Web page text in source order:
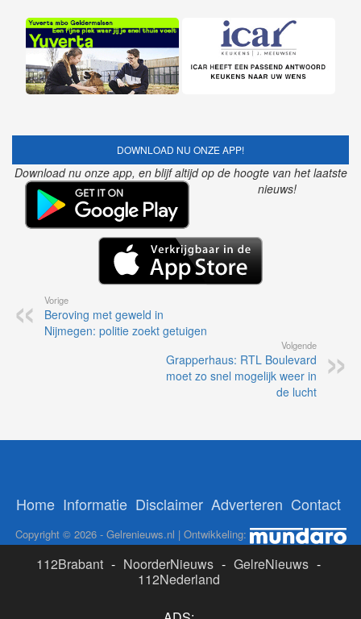
DOWNLOAD NU ONZE APP!
Download nu onze app, en blijf altijd op de hoogte van het laatste
nieuws!
Vorige
Beroving met geweld in
Nijmegen: politie zoekt getuigen
Volgende
Grapperhaus: RTL Boulevard
moet zo snel mogelijk weer in
de lucht
Home Informatie Disclaimer Adverteren Contact
Copyright © 2026 - Gelrenieuws.nl | Ontwikkeling:
112Brabant - NoorderNieuws - GelreNieuws -
112Nederland